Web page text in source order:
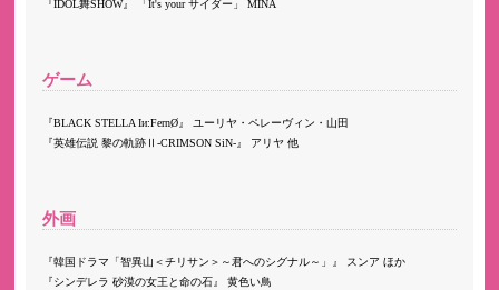
IDOL舞SHOW 「It's your サイダー」 MINA
ゲーム
BLACK STELLA Iи:FernØ
ユーリヤ・ペレーヴィン・山田
英雄伝説 黎の軌跡Ⅱ-CRIMSON SiN-
アリヤ 他
外画
韓国ドラマ「智異山＜チリサン＞～君へのシグナル～」
スンア ほか
シンデレラ 砂漠の女王と命の石
黄色い鳥